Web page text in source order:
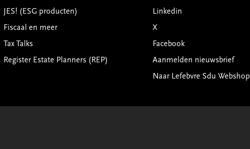
JES! (ESG producten)
Fiscaal en meer
Tax Talks
Register Estate Planners (REP)
Linkedin
X
Facebook
Aanmelden nieuwsbrief
Naar Lefebvre Sdu Webshop